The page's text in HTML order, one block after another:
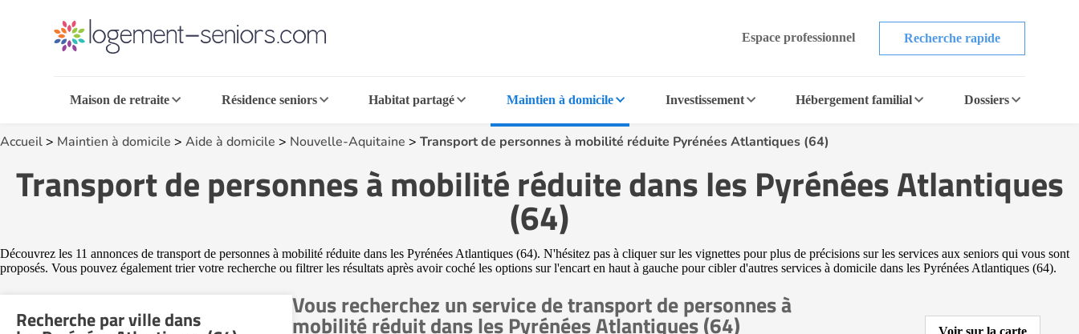
Espace professionnel Recherche rapide
Maison de retraite Résidence seniors Habitat partagé Maintien à domicile Investissement Hébergement familial Dossiers
Accueil> Maintien à domicile > Aide à domicile > Nouvelle-Aquitaine > Transport de personnes à mobilité réduite Pyrénées Atlantiques (64)
Transport de personnes à mobilité réduite dans les Pyrénées Atlantiques
(64)
Découvrez les 11 annonces de transport de personnes à mobilité réduite dans les Pyrénées Atlantiques (64). N'hésitez pas à cliquer sur les vignettes pour plus de précisions sur les services aux seniors qui vous sont
proposés. Vous pouvez également trier votre recherche ou filtrer les résultats après avoir coché les options sur l'encart en haut à gauche pour cibler d'autres services à domicile dans les Pyrénées Atlantiques (64).
Vous recherchez un service de transport de personnes à
mobilité réduit dans les Pyrénées Atlantiques (64) Voir sur la carte
Recherche par ville dans